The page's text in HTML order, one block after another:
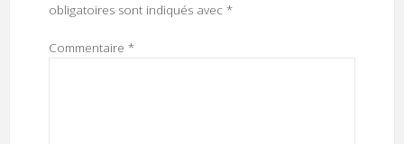
obligatoires sont indiqués avec *
Commentaire *